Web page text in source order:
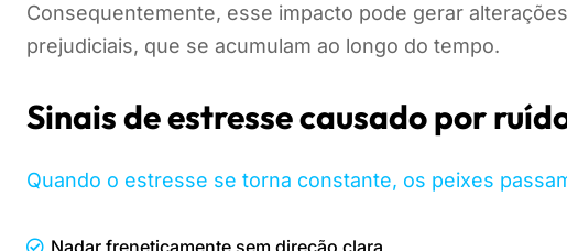
Consequentemente, esse impacto pode gerar
prejudiciais, que se acumulam ao longo do tempo.
Sinais de estresse causado por
Quando o estresse se torna constante, os peixes